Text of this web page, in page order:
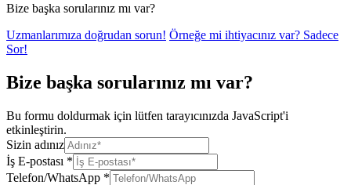
Bize başka sorularınız mı var?
Uzmanlarımıza doğrudan sorun! Örneğe mi ihtiyacınız var? Sadece
Sor!
Bize başka sorularınız mı var?
Bu formu doldurmak için lütfen tarayıcınızda JavaScript'i
etkinleştirin.
Sizin adınız
İş E-postası *
Telefon/WhatsApp *